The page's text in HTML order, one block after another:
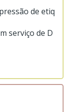
de etiq
serviço de D